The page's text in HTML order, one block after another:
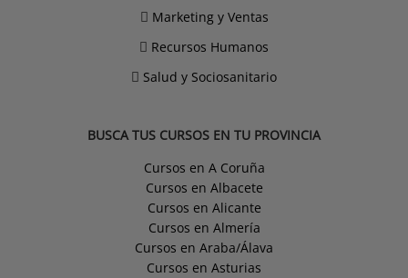
Marketing y Ventas
Recursos Humanos
Salud y Sociosanitario
BUSCA TUS CURSOS EN TU PROVINCIA
Cursos en A Coruña
Cursos en Albacete
Cursos en Alicante
Cursos en Almería
Cursos en Araba/Álava
Cursos en Asturias